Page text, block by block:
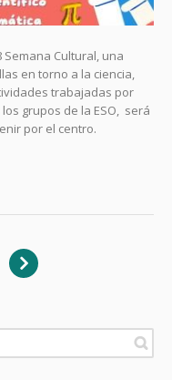
Cultural, una
en torno a la ciencia,
trabajadas por
grupos de la ESO, será
por el centro.